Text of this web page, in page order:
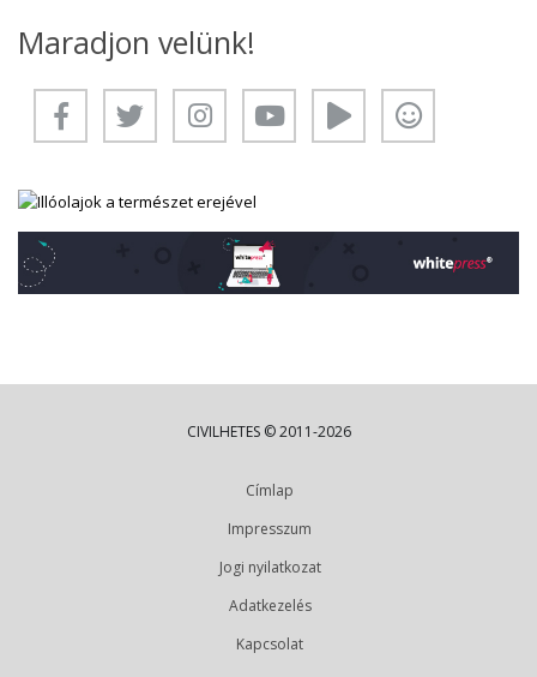
Maradjon velünk!
CIVILHETES © 2011-2026
Címlap
Impresszum
Jogi nyilatkozat
Adatkezelés
Kapcsolat